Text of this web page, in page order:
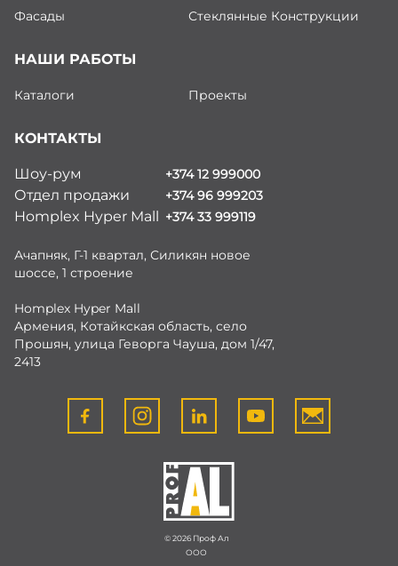
© 2026 Проф Ал
ООО
Фасады
Стеклянные Конструкции
НАШИ РАБОТЫ
Каталоги Проекты
КОНТАКТЫ
Шоу-рум +374 12 999000
Отдел продажи +374 96 999203
Homplex Hyper Mall +374 33 999119
Ачапняк, Г-1 квартал, Силикян новое
шоссе, 1 строение
Homplex Hyper Mall
Армения, Котайкская область, село
Прошян, улица Геворга Чауша, дом 1/47,
2413